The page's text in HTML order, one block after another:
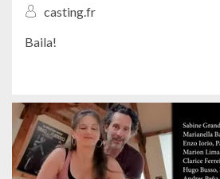
casting.fr
Baila!